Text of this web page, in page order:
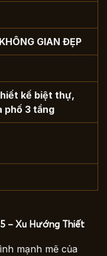
GIAN ĐẸP
kế biệt thự,
phố 3 tầng
– Xu Hướng Thiết
mạnh mẽ của